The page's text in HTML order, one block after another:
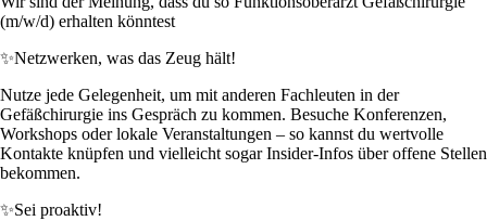
(m/w/d) erhalten könntest
✨Netzwerken, was das Zeug hält!
Nutze jede Gelegenheit, um mit anderen Fachleuten in der
Gefäßchirurgie ins Gespräch zu kommen. Besuche Konferenzen,
Workshops oder lokale Veranstaltungen – so kannst du wertvolle
Kontakte knüpfen und vielleicht sogar Insider-Infos über offene Stellen
bekommen.
✨Sei proaktiv!